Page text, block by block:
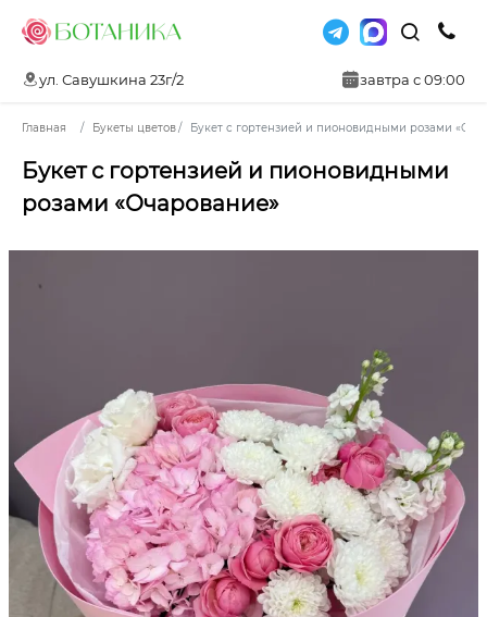
ул. Савушкина 23г/2 завтра с 09:00
Главная Букеты цветов Букет с гортензией и пионовидными розами
Букет с гортензией и пионовидными
розами «Очарование»